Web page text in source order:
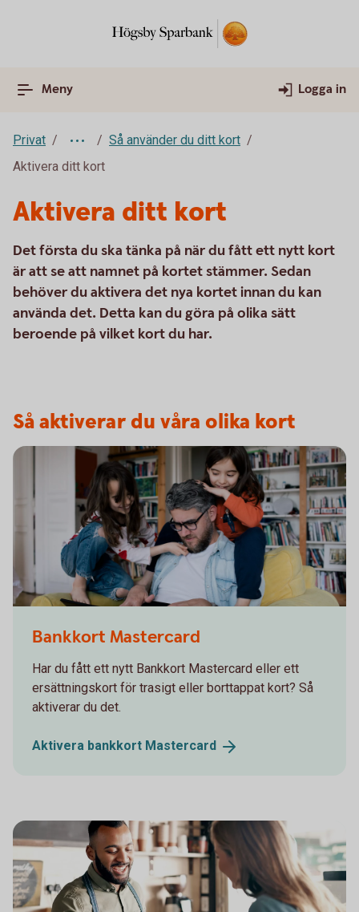
Meny Logga in
Privat
Så använder du ditt kort
Aktivera ditt kort
Aktivera ditt kort
Det första du ska tänka på när du fått ett nytt kort
är att se att namnet på kortet stämmer. Sedan
behöver du aktivera det nya kortet innan du kan
använda det. Detta kan du göra på olika sätt
beroende på vilket kort du har.
Så aktiverar du våra olika kort
Bankkort Mastercard
Har du fått ett nytt Bankkort Mastercard eller ett
ersättningskort för trasigt eller borttappat kort? Så
aktiverar du det.
Aktivera bankkort Mastercard